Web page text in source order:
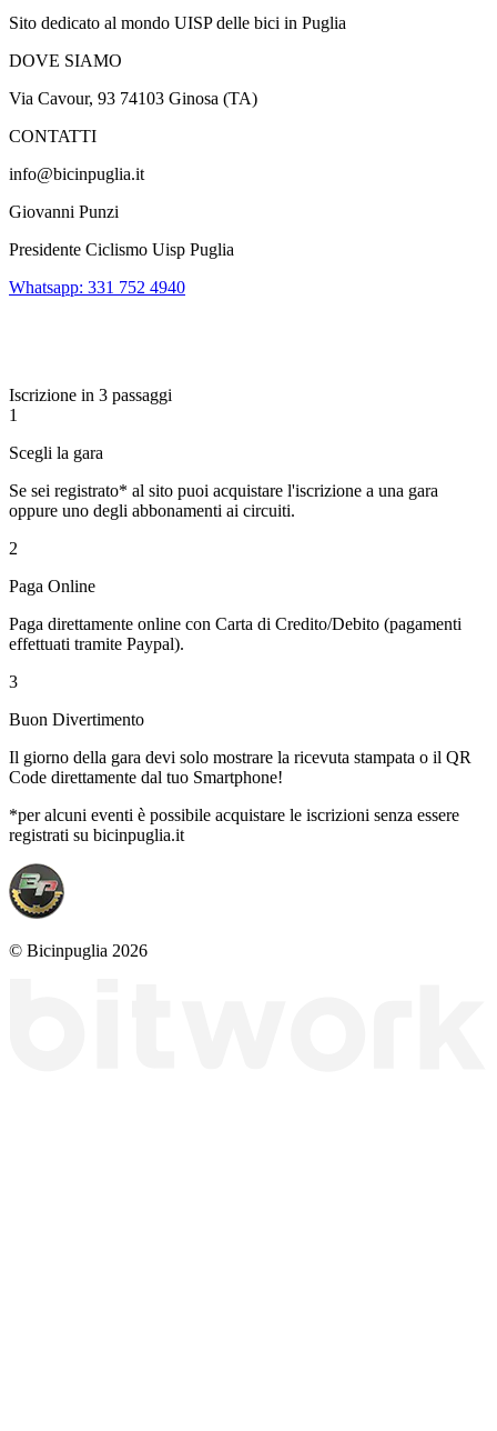
Sito dedicato al mondo UISP delle bici in Puglia
DOVE SIAMO
Via Cavour, 93 74103 Ginosa (TA)
CONTATTI
info@bicinpuglia.it
Giovanni Punzi
Presidente Ciclismo Uisp Puglia
Whatsapp: 331 752 4940
Iscrizione in 3 passaggi
1
Scegli la gara
Se sei registrato* al sito puoi acquistare l'iscrizione a una gara
oppure uno degli abbonamenti ai circuiti.
2
Paga Online
Paga direttamente online con Carta di Credito/Debito (pagamenti
effettuati tramite Paypal).
3
Buon Divertimento
Il giorno della gara devi solo mostrare la ricevuta stampata o il QR
Code direttamente dal tuo Smartphone!
*per alcuni eventi è possibile acquistare le iscrizioni senza essere
registrati su bicinpuglia.it
© Bicinpuglia 2026